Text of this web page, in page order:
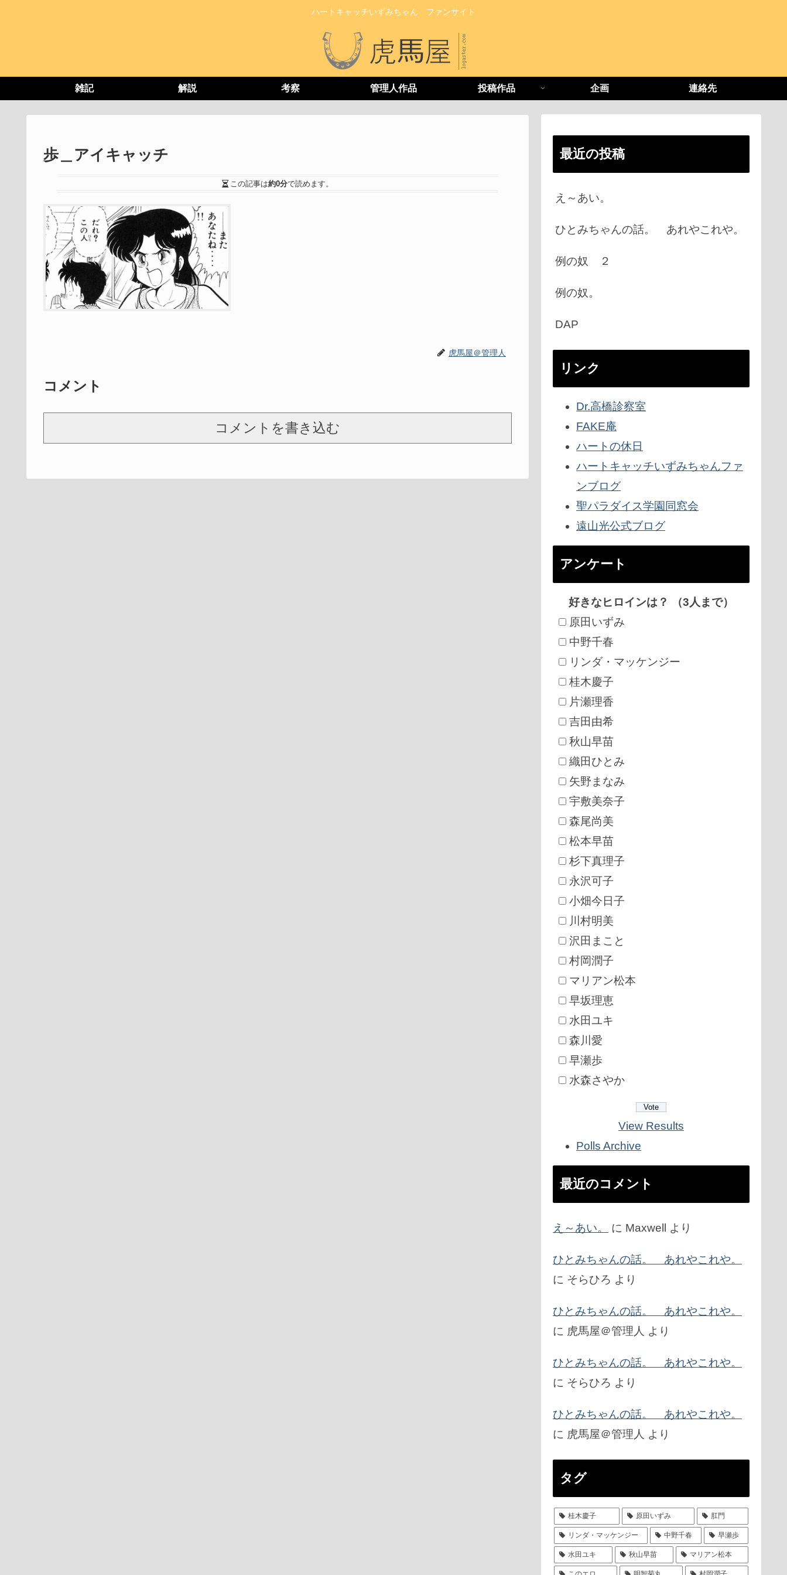
ハートキャッチいずみちゃん ファンサイト
雑記 解説 考察 管理人作品 投稿作品 企画 連絡先
歩＿アイキャッチ
この記事は約0分で読めます。
虎馬屋＠管理人
コメント
コメントを書き込む
最近の投稿
え～あい。
ひとみちゃんの話。 あれやこれや。
例の奴 ２
例の奴。
DAP
リンク
Dr.高橋診察室
FAKE庵
ハートの休日
ハートキャッチいずみちゃんファ
ンブログ
聖パラダイス学園同窓会
遠山光公式ブログ
アンケート
好きなヒロインは？ （3人まで）
原田いずみ
中野千春
リンダ・マッケンジー
桂木慶子
片瀬理香
吉田由希
秋山早苗
織田ひとみ
矢野まなみ
宇敷美奈子
森尾尚美
松本早苗
杉下真理子
永沢可子
小畑今日子
川村明美
沢田まこと
村岡潤子
マリアン松本
早坂理恵
水田ユキ
森川愛
早瀬歩
水森さやか
View Results
Polls Archive
最近のコメント
え～あい。 に Maxwell より
ひとみちゃんの話。 あれやこれや。
に そらひろ より
ひとみちゃんの話。 あれやこれや。
に 虎馬屋＠管理人 より
ひとみちゃんの話。 あれやこれや。
に そらひろ より
ひとみちゃんの話。 あれやこれや。
に 虎馬屋＠管理人 より
タグ
桂木慶子 原田いずみ 肛門
リンダ・マッケンジー 中野千春 早瀬歩
水田ユキ 秋山早苗 マリアン松本